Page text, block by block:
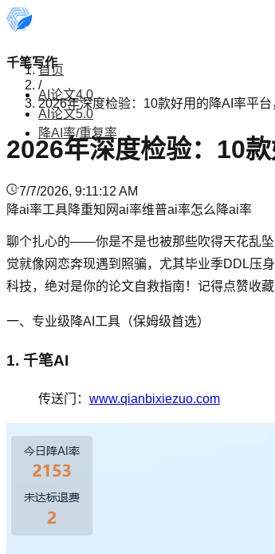
千笔写作
AI论文4.0
AI论文5.0
降AI率/重复率
首页
/
2026年深度检验：10款好用的降AI率平
2026年深度检验：10
7/7/2026, 9:11:12 AM
降ai率工具降重知网ai率维普ai率怎么降ai率
聊个扎心的——你是不是也被那些吹得天花乱坠
觉就像网恋奔现遇到照骗，尤其毕业季DDL压
科技，绝对是你的论文自救指南！记得点赞收
一、专业级降AI工具（保姆级首选）
1. 千笔AI
传送门： www.qianbixiezuo.com